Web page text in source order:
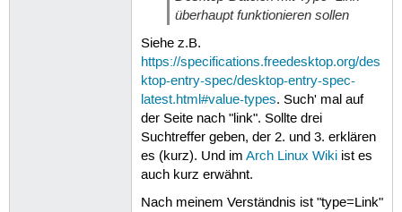
überhaupt funktionieren sollen
Siehe z.B.
https://specifications.freedesktop.org/des
ktop-entry-spec/desktop-entry-spec-
latest.html#value-types. Such' mal auf
der Seite nach "link". Sollte drei
Suchtreffer geben, der 2. und 3. erklären
es (kurz). Und im Arch Linux Wikiist es
auch kurz erwähnt.
Nach meinem Verständnis ist "type=Link"